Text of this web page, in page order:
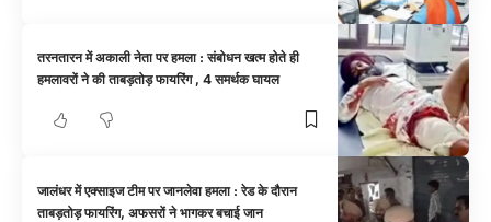
तरनतारन में अकाली नेता पर हमला : संबोधन खत्म होते ही
हमलावरों ने की ताबड़तोड़ फायरिंग , 4 समर्थक घायल
जालंधर में एक्साइज टीम पर जानलेवा हमला : रेड के दौरान
ताबड़तोड़ फायरिंग, अफसरों ने भागकर बचाई जान